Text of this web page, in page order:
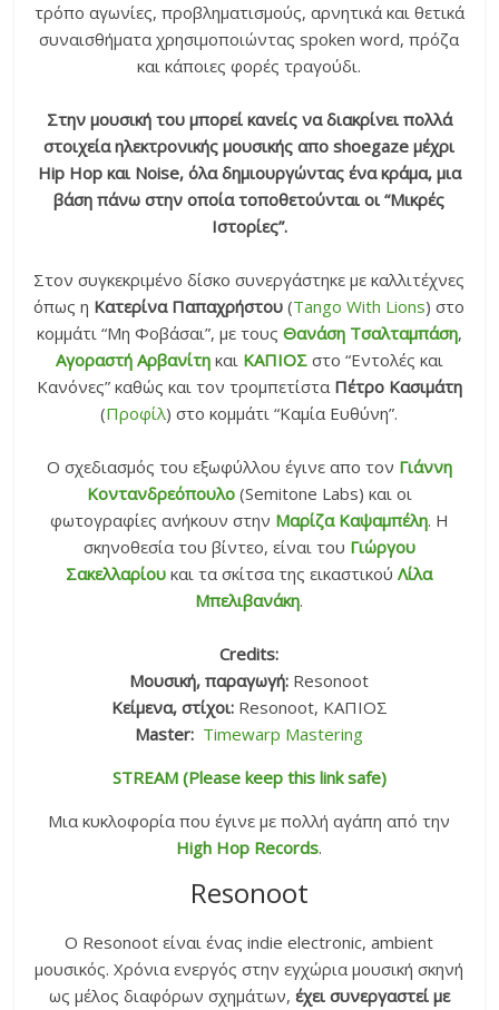
τρόπο αγωνίες, προβληματισμούς, αρνητικά και θετικά
συναισθήματα χρησιμοποιώντας spoken word, πρόζα
και κάποιες φορές τραγούδι.
Στην μουσική του μπορεί κανείς να διακρίνει πολλά
στοιχεία ηλεκτρονικής μουσικής απο shoegaze μέχρι
Hip Hop και Noise, όλα δημιουργώντας ένα κράμα, μια
βάση πάνω στην οποία τοποθετούνται οι “Μικρές
Ιστορίες”.
Στον συγκεκριμένο δίσκο συνεργάστηκε με καλλιτέχνες
όπως η Κατερίνα Παπαχρήστου (Tango With Lions) στο
κομμάτι “Μη Φοβάσαι”, με τους Θανάση Τσαλταμπάση,
Αγοραστή Αρβανίτηκαι ΚΑΠΙΟΣστο “Εντολές και
Κανόνες” καθώς και τον τρομπετίστα Πέτρο Κασιμάτη
(Προφίλ) στο κομμάτι “Καμία Ευθύνη”.
Ο σχεδιασμός του εξωφύλλου έγινε απο τον Γιάννη
Κοντανδρεόπουλο(Semitone Labs) και οι
φωτογραφίες ανήκουν στην Μαρίζα Καψαμπέλη. Η
σκηνοθεσία του βίντεο, είναι του Γιώργου
Σακελλαρίου και τα σκίτσα της εικαστικούΛίλα
Μπελιβανάκη.
Credits:
Μουσική, παραγωγή: Resonoot
Κείμενα, στίχοι:Resonoot, ΚΑΠΙΟΣ
Master: Timewarp Mastering
STREAM (Please keep this link safe)
Μια κυκλοφορία που έγινε με πολλή αγάπη από την
High Hop Records.
Resonoot
Ο Resonoot είναι ένας indie electronic, ambient
μουσικός. Χρόνια ενεργός στην εγχώρια μουσική σκηνή
ως μέλος διαφόρων σχημάτων, έχει συνεργαστεί με